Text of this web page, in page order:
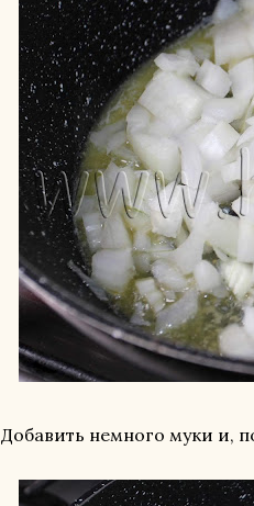
Добавить немного муки и,